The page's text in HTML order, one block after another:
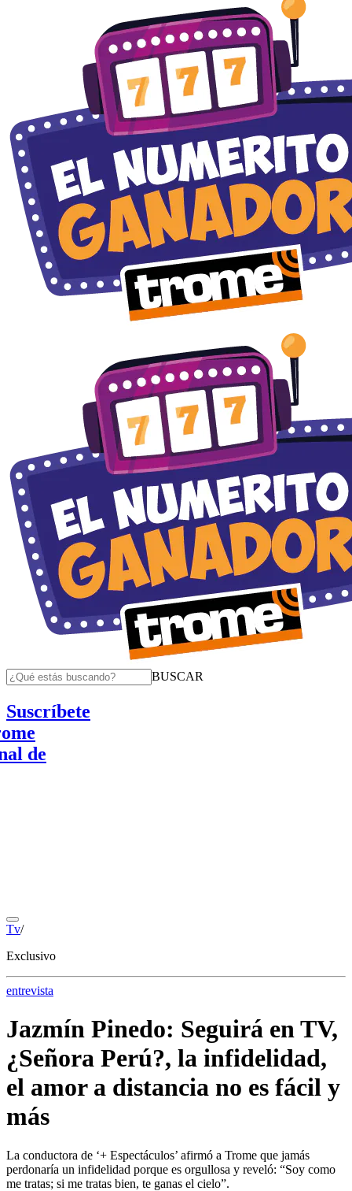
BUSCAR
Suscríbete
Tv/
Exclusivo
entrevista
Jazmín Pinedo: Seguirá en TV,
¿Señora Perú?, la infidelidad,
el amor a distancia no es fácil y
más
La conductora de ‘+ Espectáculos’ afirmó a Trome que jamás
perdonaría un infidelidad porque es orgullosa y reveló: “Soy como
me tratas; si me tratas bien, te ganas el cielo”.